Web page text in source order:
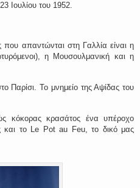
Ιουλίου του 1952.
που απαντώνται στη Γαλλία είναι η
η Μουσουλμανική και η
Παρίσι. Το μνημείο της Αψίδας του
κόκορας κρασάτος ένα υπέροχο
και το Le Pot au Feu, το δικό μας